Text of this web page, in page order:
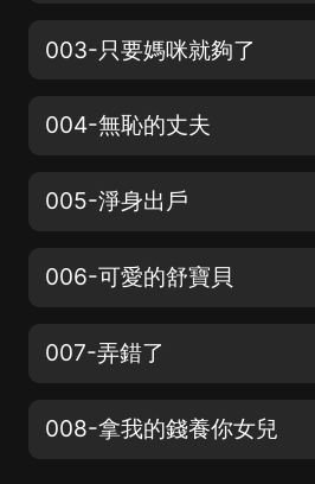
003-只要媽咪就夠了
004-無恥的丈夫
005-淨身出戶
006-可愛的舒寶貝
007-弄錯了
008-拿我的錢養你女兒